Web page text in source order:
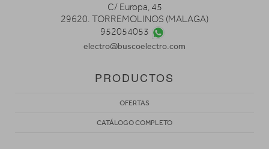
C/ Europa, 45
29620. TORREMOLINOS (MALAGA)
952054053
electro@buscoelectro.com
PRODUCTOS
OFERTAS
CATÁLOGO COMPLETO